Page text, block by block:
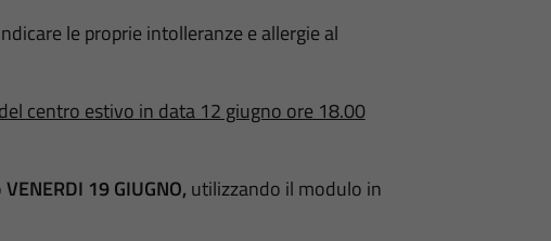
le proprie intolleranze e allergie al
centro estivo in data 12 giugno ore 18.00
VENERDI 19 GIUGNO, utilizzando il modulo in